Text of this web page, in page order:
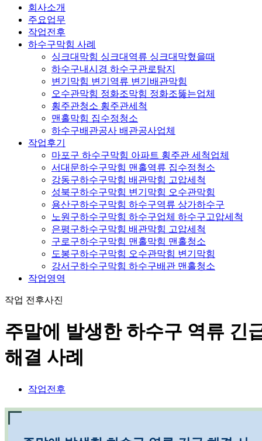
회사소개
주요업무
작업전후
하수구막힘 사례
싱크대막힘 싱크대역류 싱크대막혔을때
하수구내시경 하수구관로탐지
변기막힘 변기역류 변기배관막힘
오수관막힘 정화조막힘 정화조뚫는업체
횡주관청소 횡주관세척
맨홀막힘 집수정청소
하수구배관공사 배관공사업체
작업후기
마포구 하수구막힘 아파트 횡주관 세척업체
서대문하수구막힘 맨홀역류 집수정청소
강동구하수구막힘 배관막힘 고압세척
성북구하수구막힘 변기막힘 오수관막힘
용산구하수구막힘 하수구역류 상가하수구
노원구하수구막힘 하수구업체 하수구고압세척
은평구하수구막힘 배관막힘 고압세척
구로구하수구막힘 맨홀막힘 맨홀청소
도봉구하수구막힘 오수관막힘 변기막힘
강서구하수구막힘 하수구배관 맨홀청소
작업영역
작업 전후사진
주말에 발생한 하수구 역류 긴
해결 사례
작업전후